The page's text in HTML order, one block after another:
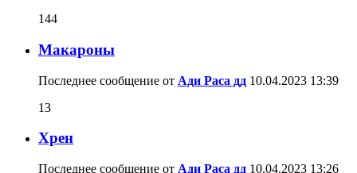
144
Макароны
Последнее сообщение от Ади Раса дд 10.04.2023 13:39
13
Хрен
Последнее сообщение от Ади Раса дд 10.04.2023 13:26